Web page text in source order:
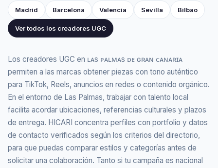
Madrid Barcelona Valencia Sevilla Bilbao
Ver todos los creadores UGC
Los creadores UGC en ʟᴀs ᴘᴀʟᴍᴀs ᴅᴇ ɢʀᴀɴ ᴄᴀɴᴀʀɪᴀ
permiten a las marcas obtener piezas con tono auténtico
para TikTok, Reels, anuncios en redes o contenido orgánico.
En el entorno de Las Palmas, trabajar con talento local
facilita acordar ubicaciones, referencias culturales y plazos
de entrega. HICARI concentra perfiles con portfolio y datos
de contacto verificados según los criterios del directorio,
para que puedas comparar estilos y categorías antes de
solicitar una colaboración. Tanto si tu campaña es nacional